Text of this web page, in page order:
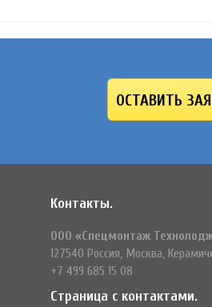
ОСТАВИТЬ
Контакты.
ООО «Спецмонтаж
127540 Россия, Москва,
+7 499 685 15 08
Страница с контактами.